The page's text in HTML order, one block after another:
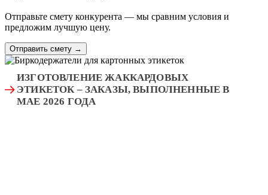
Отправьте смету конкурента — мы сравним условия и
предложим лучшую цену.
Отправить смету →
ИЗГОТОВЛЕНИЕ ЖАККАРДОВЫХ
ЭТИКЕТОК – ЗАКАЗЫ, ВЫПОЛНЕННЫЕ В
МАЕ 2026 ГОДА